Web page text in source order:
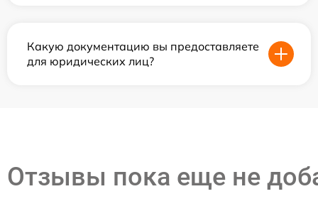
Какую документацию вы предоставляете
для юридических лиц?
Отзывы пока еще не